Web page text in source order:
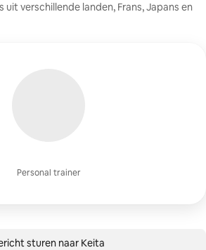
Personal trainer
uit verschillende landen, Frans, Japans en
sturen naar Keita